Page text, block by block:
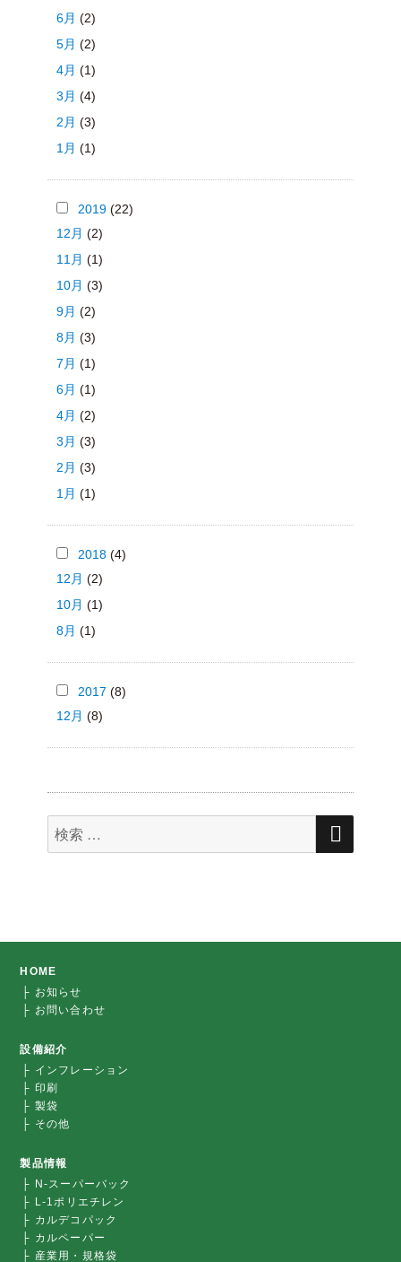
6月 (2)
5月 (2)
4月 (1)
3月 (4)
2月 (3)
1月 (1)
2019 (22)
12月 (2)
11月 (1)
10月 (3)
9月 (2)
8月 (3)
7月 (1)
6月 (1)
4月 (2)
3月 (3)
2月 (3)
1月 (1)
2018 (4)
12月 (2)
10月 (1)
8月 (1)
2017 (8)
12月 (8)
検
検
HOME
├ お知らせ
├ お問い合わせ
設備紹介
├ インフレーション
├ 印刷
├ 製袋
├ その他
製品情報
├ N-スーパーバック
├ L-1ポリエチレン
├ カルデコパック
├ カルペーパー
├ 産業用・規格袋